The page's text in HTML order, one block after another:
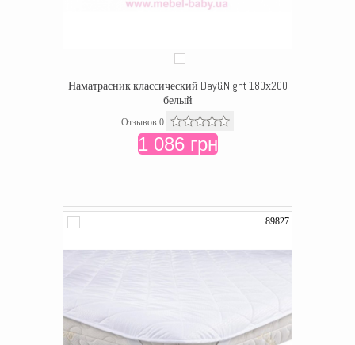
Наматрасник классический Day&Night 180х200
белый
Отзывов 0
1 086 грн
89827